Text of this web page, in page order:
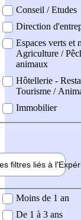
Conseil / Etudes
Direction
Espaces verts et
Agriculture /
animaux
Hôtellerie -
Tourisme /
Immobilier
filtres liés à l'
demandée
Moins de 1 an
De 1 à 3 ans